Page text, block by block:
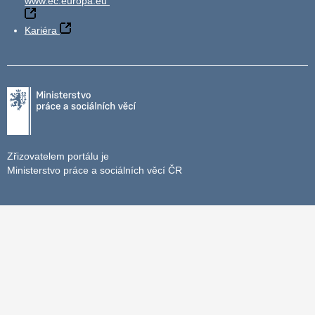
Kariéra
Zřizovatelem portálu je
Ministerstvo práce a sociálních věcí ČR